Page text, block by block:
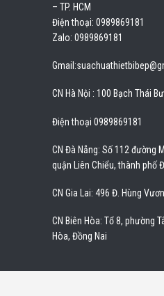
– TP. HCM
Điện thoại: 0989869181
Zalo: 0989869181
Gmail:
CN Hà Nội : 100 Bạch Thái
Điện thoại 0989869181
CN Đà Nẵng: Số 112 đường
quận Liên Chiểu, thành phố
CN Gia Lai: 496 Đ. Hùng
CN Biên Hòa: Tổ 8, phường
Hòa, Đồng Nai